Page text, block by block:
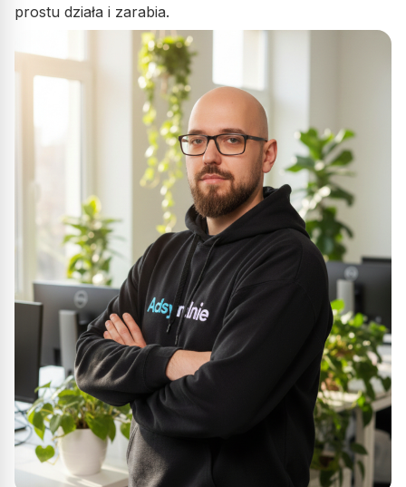
prostu działa i zarabia.